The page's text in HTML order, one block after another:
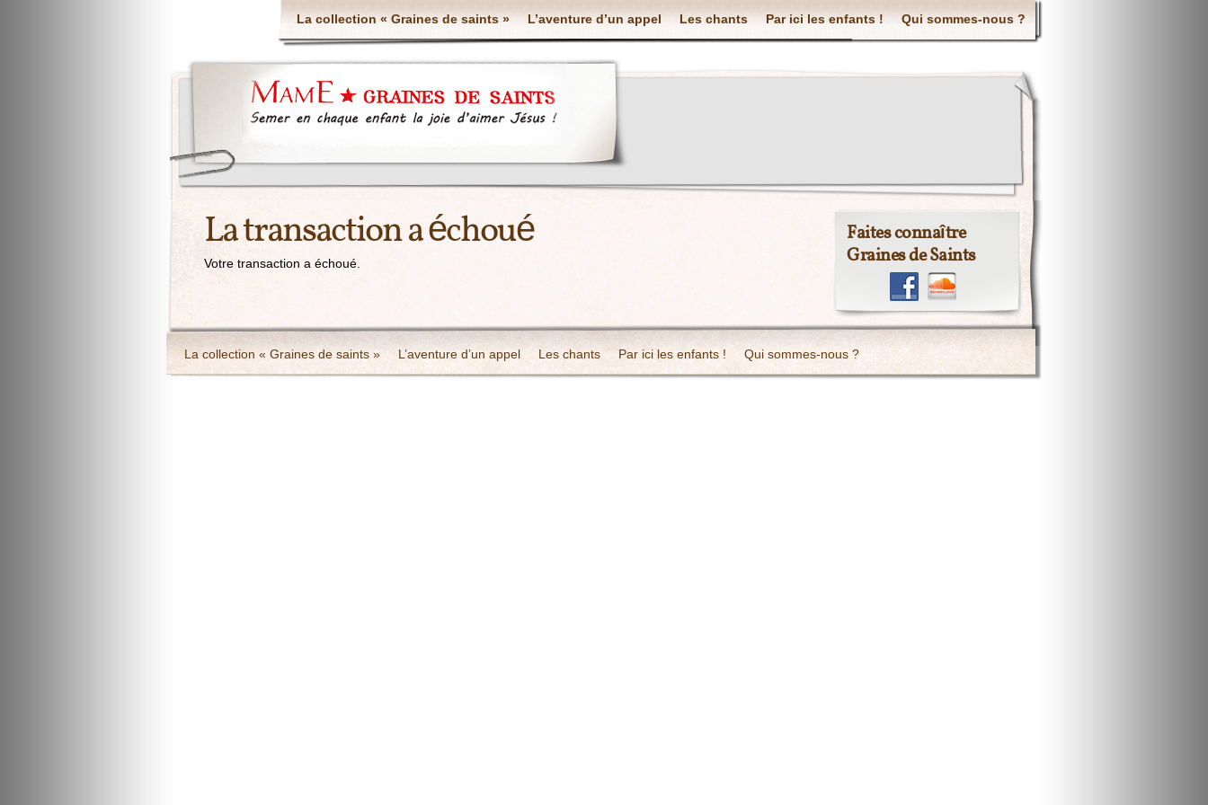
La collection « Graines de saints » L’aventure d’un appel Les chants Par ici les enfants ! Qui sommes-nous ?
La transaction a échoué
Votre transaction a échoué.
Faites connaître
Graines de Saints
La collection « Graines de saints » L’aventure d’un appel Les chants Par ici les enfants ! Qui sommes-nous ?